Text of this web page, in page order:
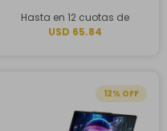
Hasta en 12 cuotas de
USD 65.84
12